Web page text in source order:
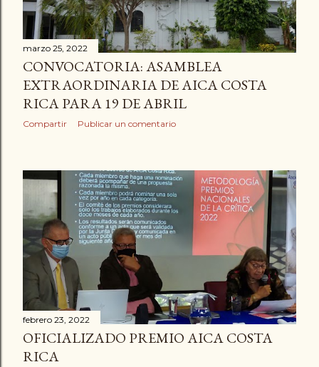
r
a
d
a
s
marzo 25, 2022
CONVOCATORIA: ASAMBLEA
EXTRAORDINARIA DE AICA COSTA
RICA PARA 19 DE ABRIL
Compartir Publicar un comentario
febrero 23, 2022
OFICIALIZADO PREMIO AICA COSTA
RICA